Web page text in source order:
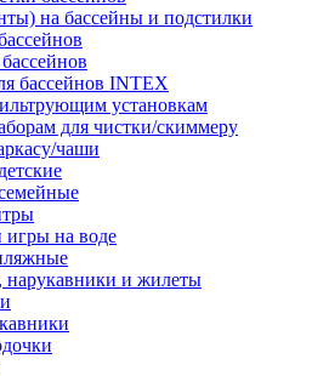
на бассейны и подстилки
бассейнов INTEX
установкам
для чистки/скиммеру
чаши
на воде
нарукавники и жилеты